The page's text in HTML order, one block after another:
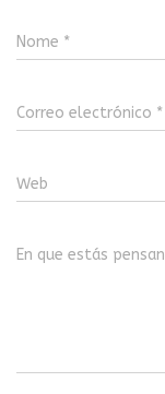
Nome *
Correo electrónico *
Web
En que estás